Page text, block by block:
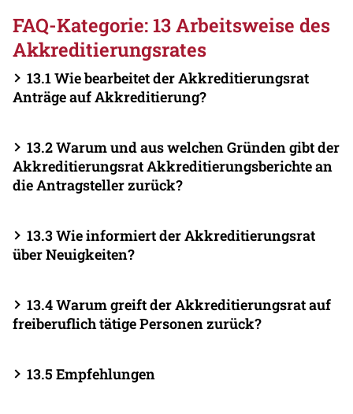
FAQ-Kategorie: 13 Arbeitsweise des
Akkreditierungsrates
13.1 Wie bearbeitet der Akkreditierungsrat
Anträge auf Akkreditierung?
13.2 Warum und aus welchen Gründen gibt der
Akkreditierungsrat Akkreditierungsberichte an
die Antragsteller zurück?
13.3 Wie informiert der Akkreditierungsrat
über Neuigkeiten?
13.4 Warum greift der Akkreditierungsrat auf
freiberuflich tätige Personen zurück?
13.5 Empfehlungen